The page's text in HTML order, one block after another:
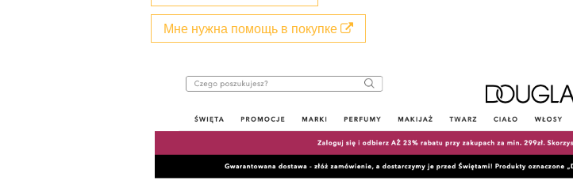
Мне нужна помощь в покупке